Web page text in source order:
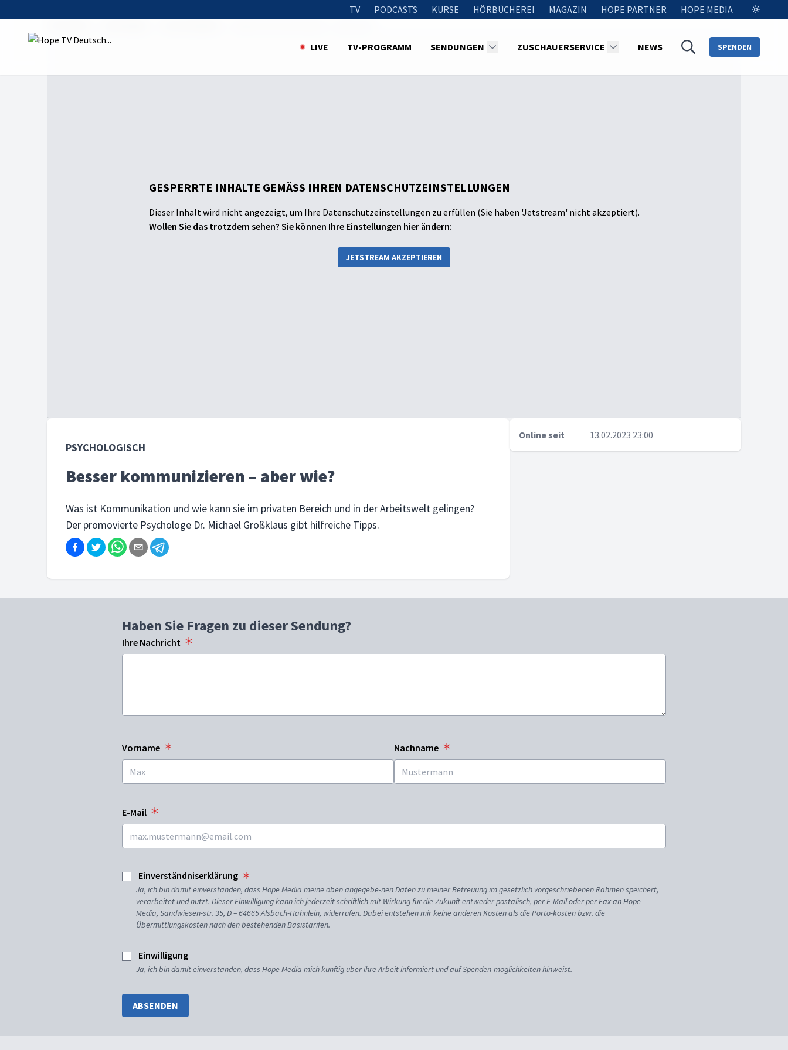
TV PODCASTS KURSE HÖRBÜCHEREI MAGAZIN HOPE PARTNER HOPE MEDIA
LIVE TV-PROGRAMM SENDUNGEN ZUSCHAUERSERVICE NEWS SPENDEN
GESPERRTE INHALTE GEMÄSS IHREN DATENSCHUTZEINSTELLUNGEN
Dieser Inhalt wird nicht angezeigt, um Ihre Datenschutzeinstellungen zu erfüllen (Sie haben 'Jetstream' nicht akzeptiert).
Wollen Sie das trotzdem sehen? Sie können Ihre Einstellungen hier ändern:
JETSTREAM AKZEPTIEREN
PSYCHOLOGISCH
Besser kommunizieren – aber wie?
Was ist Kommunikation und wie kann sie im privaten Bereich und in der Arbeitswelt gelingen?
Der promovierte Psychologe Dr. Michael Großklaus gibt hilfreiche Tipps.
Online seit 13.02.2023 23:00
Haben Sie Fragen zu dieser Sendung?
Ihre Nachricht
Vorname Nachname
E-Mail
Einverständniserklärung
Ja, ich bin damit einverstanden, dass Hope Media meine oben angegebe-nen Daten zu meiner Betreuung im gesetzlich vorgeschriebenen Rahmen speichert,
verarbeitet und nutzt. Dieser Einwilligung kann ich jederzeit schriftlich mit Wirkung für die Zukunft entweder postalisch, per E-Mail oder per Fax an Hope
Media, Sandwiesen-str. 35, D – 64665 Alsbach-Hähnlein, widerrufen. Dabei entstehen mir keine anderen Kosten als die Porto-kosten bzw. die
Übermittlungskosten nach den bestehenden Basistarifen.
Einwilligung
Ja, ich bin damit einverstanden, dass Hope Media mich künftig über ihre Arbeit informiert und auf Spenden-möglichkeiten hinweist.
ABSENDEN